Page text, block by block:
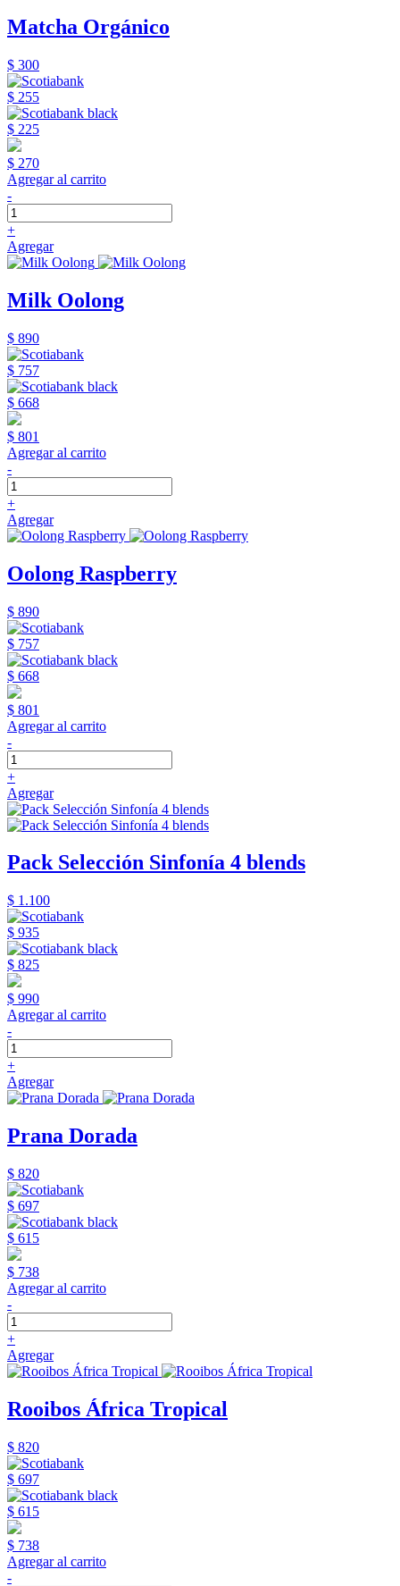
Matcha Orgánico
$ 300
$ 255
$ 225
$ 270
Agregar al carrito
-
+
Agregar
Milk Oolong
$ 890
$ 757
$ 668
$ 801
Agregar al carrito
-
+
Agregar
Oolong Raspberry
$ 890
$ 757
$ 668
$ 801
Agregar al carrito
-
+
Agregar
Pack Selección Sinfonía 4 blends
$ 1.100
$ 935
$ 825
$ 990
Agregar al carrito
-
+
Agregar
Prana Dorada
$ 820
$ 697
$ 615
$ 738
Agregar al carrito
-
+
Agregar
Rooibos África Tropical
$ 820
$ 697
$ 615
$ 738
Agregar al carrito
-